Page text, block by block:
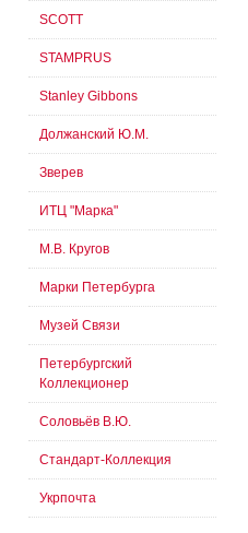
SCOTT
STAMPRUS
Stanley Gibbons
Должанский Ю.М.
Зверев
ИТЦ "Марка"
М.В. Кругов
Марки Петербурга
Музей Связи
Петербургский
Коллекционер
Соловьёв В.Ю.
Стандарт-Коллекция
Укрпочта